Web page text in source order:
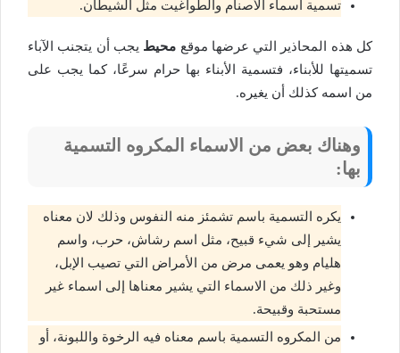
تسمية اسماء الأصنام والطواغيت مثل الشيطان.
كل هذه المحاذير التي عرضها موقع محيط يجب أن يتجنب الآباء
تسميتها للأبناء، فتسمية الأبناء بها حرام سرعًا، كما يجب على
من اسمه كذلك أن يغيره.
وهناك بعض من الاسماء المكروه التسمية
بها:
يكره التسمية باسم تشمئز منه النفوس وذلك لان معناه
يشير إلى شيء قبيح، مثل اسم رشاش، حرب، واسم
هليام وهو يعمى مرض من الأمراض التي تصيب الإبل،
وغير ذلك من الاسماء التي يشير معناها إلى اسماء غير
مستحبة وقبيحة.
من المكروه التسمية باسم معناه فيه الرخوة واللبونة، أو